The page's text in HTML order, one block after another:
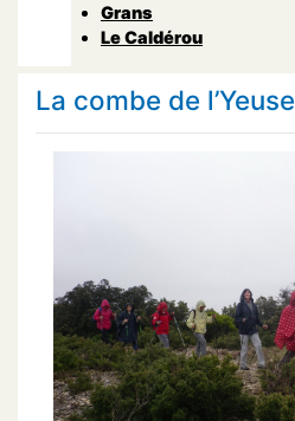
Grans
Le Caldérou
La combe de l’Yeuse